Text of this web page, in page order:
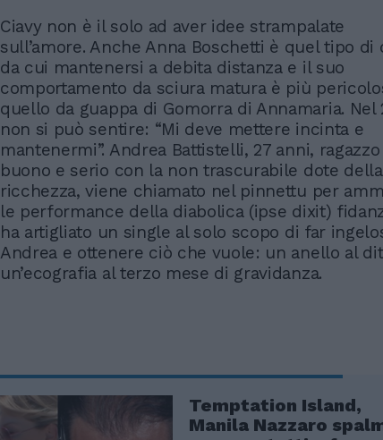
Ciavy non è il solo ad aver idee strampalate
sull’amore. Anche Anna Boschetti è quel tipo di
da cui mantenersi a debita distanza e il suo
comportamento da sciura matura è più
quello da guappa di Gomorra di Annamaria. Nel
non si può sentire: “Mi deve mettere incinta e
mantenermi”. Andrea Battistelli, 27 anni, ragazzo
buono e serio con la non trascurabile dote della
ricchezza, viene chiamato nel pinnettu per
le performance della diabolica (ipse dixit)
ha artigliato un single al solo scopo di far
Andrea e ottenere ciò che vuole: un anello al
un’ecografia al terzo mese di gravidanza.
Temptation Island,
Manila Nazzaro
Rudy Giuliani a Come
Trump, Meloni e la
americana